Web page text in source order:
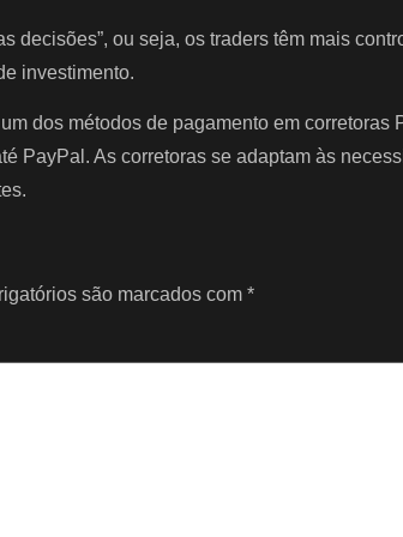
decisões”, ou seja, os traders têm mais
investimento.
dos métodos de pagamento em
PayPal. As corretoras se adaptam às
são marcados com *